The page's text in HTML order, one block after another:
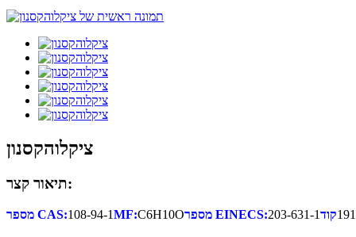
ציקלוהקסנון
תיאור קצר:
מספר CAS:108-94-1MF:C6H10O מספר EINECS:203-631-1